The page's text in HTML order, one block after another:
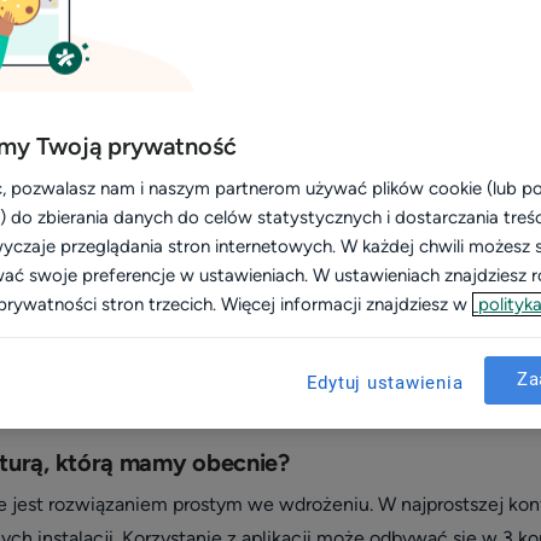
Phone: najczęściej zadawane
obsługi połączeń w placówce, ale wciąż masz pewne
klientów, które słyszymy w codziennych rozmowach.
odbierała nasza (placówkowa) rejestracja?
to narzędzie, które działa na obecnej infrastrukturze
przez rejestracje medyczną placówki medycznej.
umówionych przez ZnanegoLekarza?
Phone pozwala odbierać wszystkie połączenia, które
którą mamy obecnie?
jest rozwiązaniem prostym we wdrożeniu. W najprostszej
Twoją prywatność
pozwalasz nam i naszym partnerom używać plików cookie (lub
do zbierania danych do celów statystycznych i dostarczania
przeglądania stron internetowych. W każdej chwili możesz
swoje preferencje w ustawieniach. W ustawieniach znajdziesz
stron trzecich. Więcej informacji znajdziesz w
Edytuj ustawienia